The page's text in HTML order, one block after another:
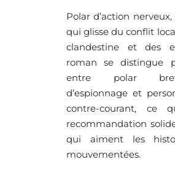
Polar d’action
qui glisse du conflit
clandestine et des
roman se distingue
entre polar
d’espionnage et
contre-courant,
recommandation
qui aiment les
mouvementées.